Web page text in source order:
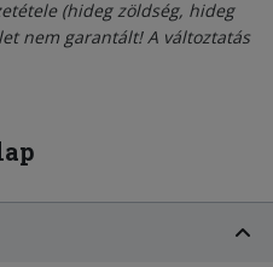
(hideg zöldség, hideg
nem garantált! A változtatás